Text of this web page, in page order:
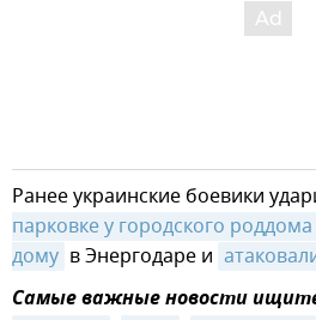
Ранее украинские боевики
парковке у городского
дому в Энергодаре и
Самые важные новости